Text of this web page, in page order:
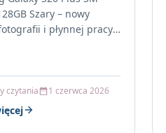
Szary – nowy
i płynnej pracy
czytania 1 czerwca 2026